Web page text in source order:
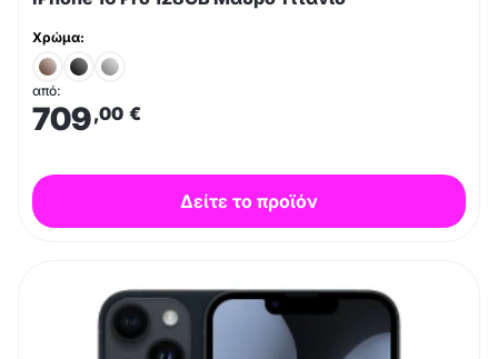
Χρώμα:
από:
709,00 €
Δείτε το προϊόν